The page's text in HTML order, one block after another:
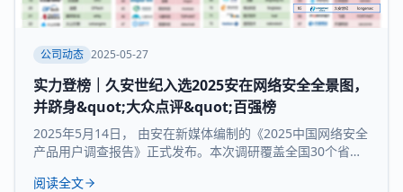
公司动态 2025-05-27
实力登榜｜久安世纪入选2025安在网络安全全景图，
并跻身&quot;大众点评&quot;百强榜
2025年5月14日， 由安在新媒体编制的《2025中国网络安全
产品用户调查报告》正式发布。本次调研覆盖全国30个省市
品用户大众点评全景图”“中国网络安全百强榜”等核心内容，
阅读全文